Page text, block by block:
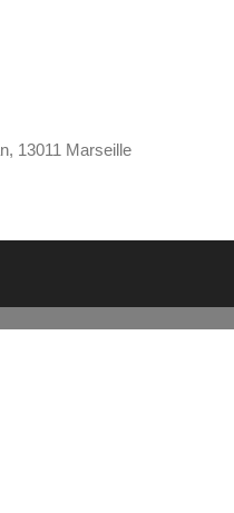
13011 Marseille